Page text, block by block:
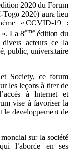
2020 du Forum
Togo 2020) aura lieu
« COVID-19 :
». La 8èmeédition du
acteurs de la
public, universitaire
Society, ce forum
les leçons à tirer de
à Internet et
vise à favoriser la
le développement de
sur la société
l’aborde en ses